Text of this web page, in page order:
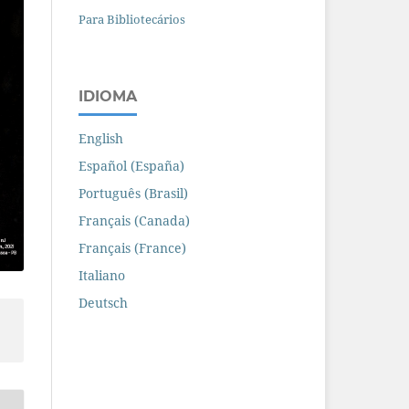
Para Bibliotecários
IDIOMA
English
Español (España)
Português (Brasil)
Français (Canada)
Français (France)
Italiano
Deutsch